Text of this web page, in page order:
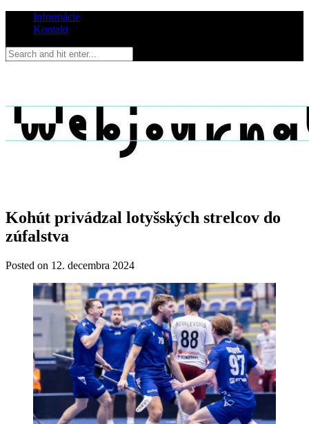
Informácie
Kontakt
Kohút privádzal lotyšských strelcov do
zúfalstva
Posted on 12. decembra 2024